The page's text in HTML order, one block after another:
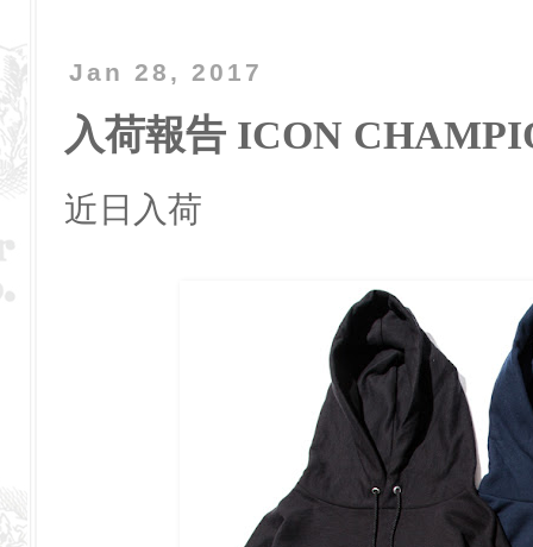
Jan 28, 2017
入荷報告 ICON
近日入荷